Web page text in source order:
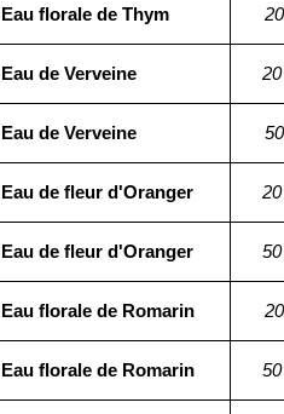
Eau florale de Thym
Eau de Verveine
Eau de Verveine
Eau de fleur d'Oranger
Eau de fleur d'Oranger
Eau florale de Romarin
Eau florale de Romarin